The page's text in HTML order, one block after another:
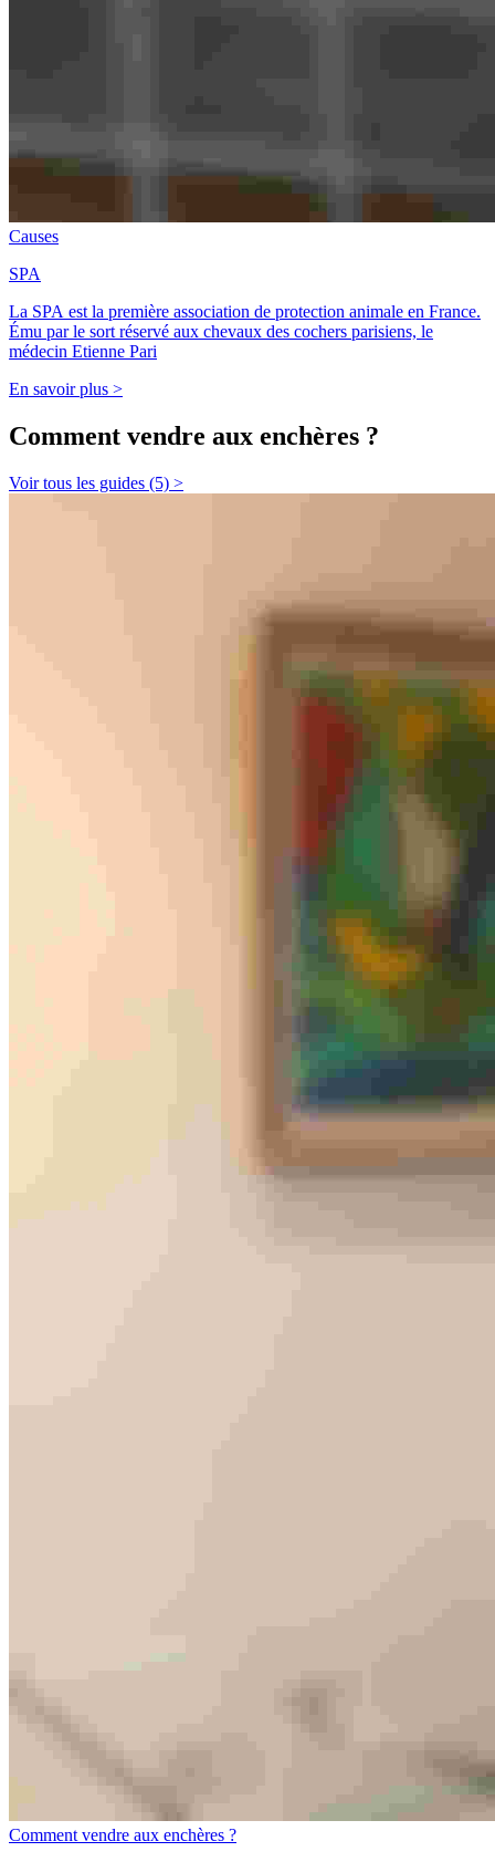
Causes
SPA
La SPA est la première association de protection animale en France.
Ému par le sort réservé aux chevaux des cochers parisiens, le
médecin Etienne Pari
En savoir plus >
Comment vendre aux enchères ?
Voir tous les guides (5) >
Comment vendre aux enchères ?